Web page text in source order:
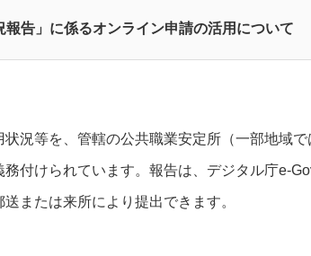
報告」に係るオンライン申請の活用について
況等を、管轄の公共職業安定所（一部地域で
付けられています。報告は、デジタル庁e-
または来所により提出できます。